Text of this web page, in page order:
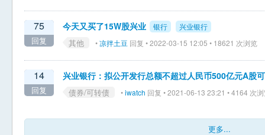
75
回复
今天又买了15W股兴业 银行 兴业银行
其他 •凉拌土豆 回复 • 2022-03-15 12:05 • 18621 次浏览
14
回复
兴业银行：拟公开发行总额不超过人民币500亿元A股
债券/可转债 •iwatch 回复 • 2021-06-13 23:21 • 4164 次
更多...